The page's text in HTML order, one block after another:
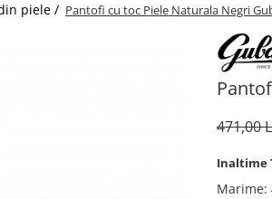
piele / Pantofi cu toc Piele Naturala Negri
471,00
Inaltime
Marime: